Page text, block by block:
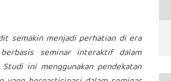
semakin menjadi perhatian di era
seminar interaktif dalam
ini menggunakan pendekatan